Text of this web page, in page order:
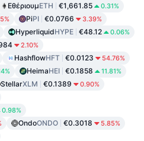
ΕθέριουμETH €1,661.85 0.31%
PiPI €0.0766 3.39%
HyperliquidHYPE €48.12 0.06%
2.10%
HashflowHFT €0.0123 54.76%
HeimaHEI €0.1858 11.81%
StellarXLM €0.1389 0.90%
0.98%
OndoONDO €0.3018 5.85%